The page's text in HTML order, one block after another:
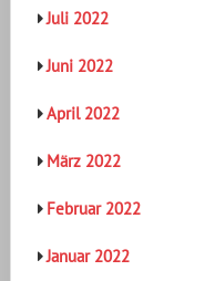
Juli 2022
Juni 2022
April 2022
März 2022
Februar 2022
Januar 2022